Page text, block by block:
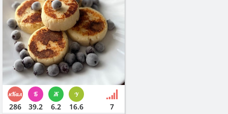
286 39.2 6.2 16.6 7